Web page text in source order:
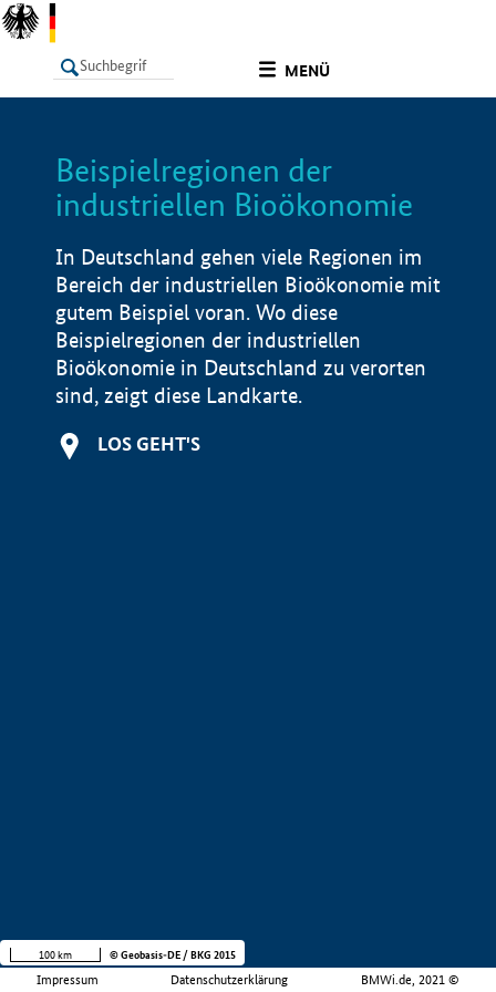
MENÜ
LISTE
Beispielregionen der
industriellen Bioökonomie
In Deutschland gehen viele Regionen im
Bereich der industriellen Bioökonomie mit
gutem Beispiel voran. Wo diese
Beispielregionen der industriellen
Bioökonomie in Deutschland zu verorten
sind, zeigt diese Landkarte.
LOS GEHT'S
Impressum Datenschutzerklärung BMWi.de, 2021 ©
100 km © Geobasis-DE / BKG 2015